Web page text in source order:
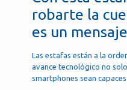
robarte la
es un
Las estafas están a la
avance tecnológico no
smartphones sean